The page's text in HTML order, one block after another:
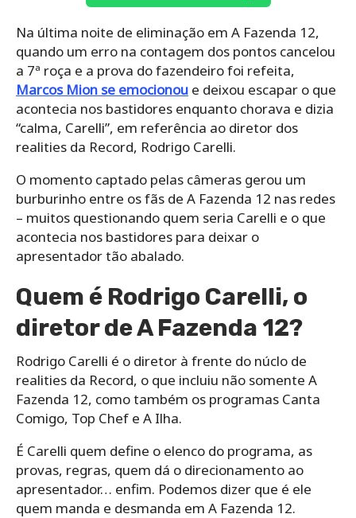
Na última noite de eliminação em A Fazenda 12,
quando um erro na contagem dos pontos cancelou
a 7ª roça e a prova do fazendeiro foi refeita,
Marcos Mion se emocionou e deixou escapar o que
acontecia nos bastidores enquanto chorava e dizia
“calma, Carelli”, em referência ao diretor dos
realities da Record, Rodrigo Carelli.
O momento captado pelas câmeras gerou um
burburinho entre os fãs de A Fazenda 12 nas redes
– muitos questionando quem seria Carelli e o que
acontecia nos bastidores para deixar o
apresentador tão abalado.
Quem é Rodrigo Carelli, o
diretor de A Fazenda 12?
Rodrigo Carelli é o diretor à frente do núclo de
realities da Record, o que incluiu não somente A
Fazenda 12, como também os programas Canta
Comigo, Top Chef e A Ilha.
É Carelli quem define o elenco do programa, as
provas, regras, quem dá o direcionamento ao
apresentador… enfim. Podemos dizer que é ele
quem manda e desmanda em A Fazenda 12.